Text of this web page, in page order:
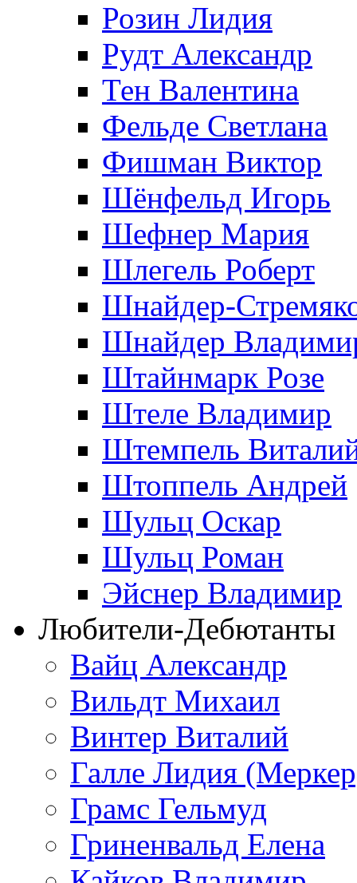
Розин Лидия
Рудт Александр
Тен Валентина
Фельде Светлана
Фишман Виктор
Шёнфельд Игорь
Шефнер Мария
Шлегель Роберт
Шнайдер-
Шнайдер
Штайнмарк Розe
Штеле Владимир
Штемпель
Штоппель Андрей
Шульц Оскар
Шульц Роман
Эйснер Владимир
Любители-Дебютанты
Вайц Александр
Вильдт Михаил
Винтер Виталий
Галле Лидия
Грамс Гельмуд
Гриненвальд Елена